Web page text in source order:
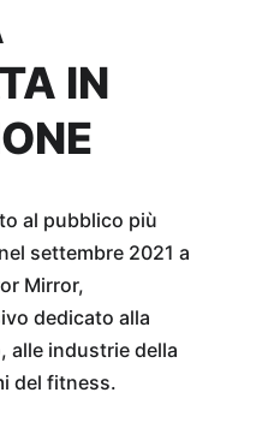
IN
al pubblico più
settembre 2021 a
Mirror,
dedicato alla
alle industrie della
del fitness.